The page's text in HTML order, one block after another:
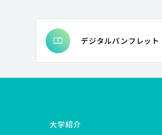
デジタルパンフレット
大学紹介